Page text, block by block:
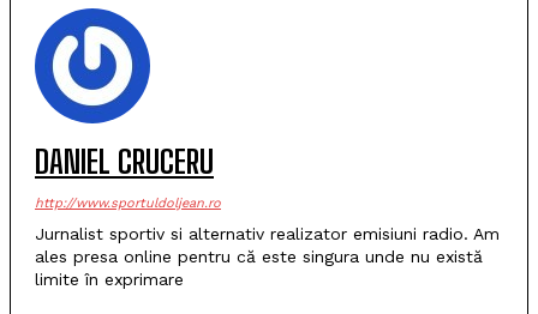
DANIEL CRUCERU
http://www.sportuldoljean.ro
Jurnalist sportiv si alternativ realizator emisiuni radio. Am
ales presa online pentru că este singura unde nu există
limite în exprimare